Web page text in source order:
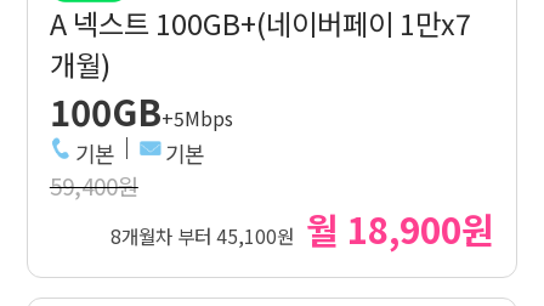
A 넥스트 100GB+(네이버페이 1만x7
개월)
100GB+5Mbps
기본 기본
59,400원
8개월차 부터 45,100원 월 18,900원